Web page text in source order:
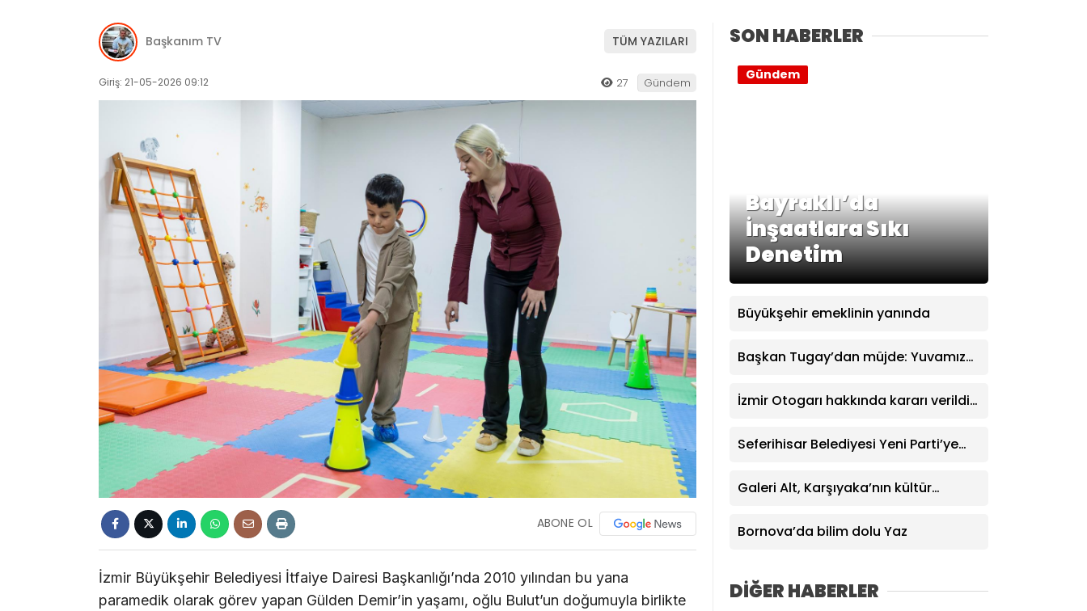
Başkanım TV TÜM YAZILARI
Giriş: 21-05-2026 09:12 27 Gündem
ABONE OL
İzmir Büyükşehir Belediyesi İtfaiye Dairesi Başkanlığı’nda 2010 yılından bu yana
paramedik olarak görev yapan Gülden Demir’in yaşamı, oğlu Bulut’un doğumuyla birlikte
SON HABERLER
Bayraklı’da
İnşaatlara Sıkı
Denetim
Gündem
Büyükşehir emeklinin yanında
Başkan Tugay’dan müjde: Yuvamız
indirildi
İzmir Otogarı hakkında kararı verildi:
Seferihisar Belediyesi Yeni Parti’ye
Galeri Alt, Karşıyaka’nın kültür
Bornova’da bilim dolu Yaz
DİĞER HABERLER